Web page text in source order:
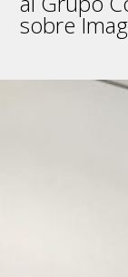
sobre